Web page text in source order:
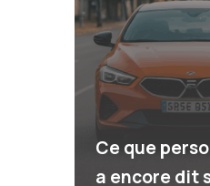
Ce que
a encore dit